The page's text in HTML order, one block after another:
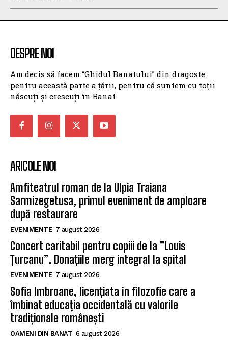
DESPRE NOI
Am decis să facem “Ghidul Banatului” din dragoste
pentru această parte a țării, pentru că suntem cu toții
născuți și crescuți în Banat.
ARICOLE NOI
Amfiteatrul roman de la Ulpia Traiana
Sarmizegetusa, primul eveniment de amploare
după restaurare
EVENIMENTE 7 august 2026
Concert caritabil pentru copiii de la ”Louis
Țurcanu”. Donațiile merg integral la spital
EVENIMENTE 7 august 2026
Sofia Imbroane, licențiata în filozofie care a
îmbinat educația occidentală cu valorile
tradiționale românești
OAMENI DIN BANAT 6 august 2026